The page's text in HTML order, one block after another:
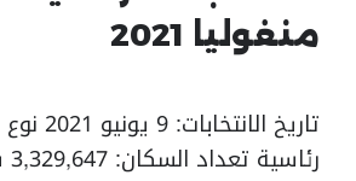
منغوليا 2021
تاريخ